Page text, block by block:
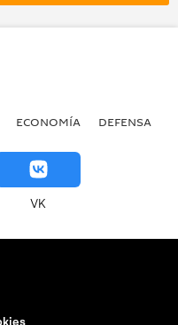
ECONOMÍA DEFENSA
VK